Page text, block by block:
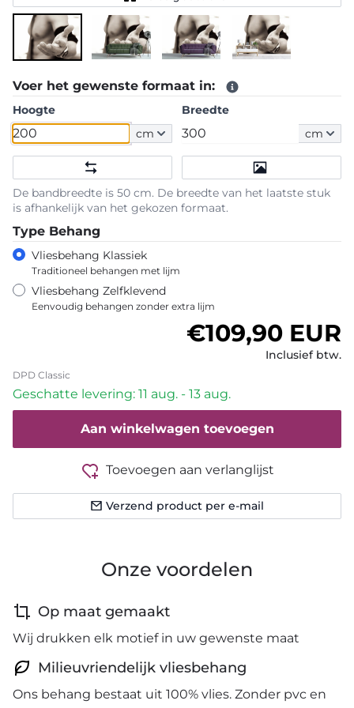
Voer het gewenste formaat in:
Hoogte
cm
Breedte
cm
De bandbreedte is 50 cm. De breedte van het laatste stuk
is afhankelijk van het gekozen formaat.
Type Behang
Vliesbehang Klassiek
Traditioneel behangen met lijm
Vliesbehang Zelfklevend
Eenvoudig behangen zonder extra lijm
Normale prijs
€109,90 EUR
Inclusief btw.
DPD Classic
Geschatte levering: 11 aug. - 13 aug.
Aan winkelwagen toevoegen
Toevoegen aan verlanglijst
Verzend product per e-mail
Onze voordelen
Op maat gemaakt
Wij drukken elk motief in uw gewenste maat
Milieuvriendelijk vliesbehang
Ons behang bestaat uit 100% vlies. Zonder pvc en